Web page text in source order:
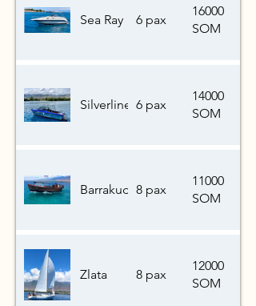
Sea Ray 6 pax
16000
SOM
Silverline 6 pax
14000
SOM
Barrakuda8 pax
11000
SOM
Zlata 8 pax
12000
SOM